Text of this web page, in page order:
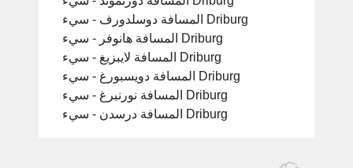
المسافة دوسلدورف - سيء Driburg
المسافة هانوفر - سيء Driburg
المسافة لايبزيغ - سيء Driburg
المسافة دويسبورغ - سيء Driburg
المسافة نورنبرغ - سيء Driburg
المسافة درسدن - سيء Driburg